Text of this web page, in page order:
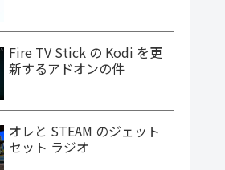
Fire TV Stick の Kodi を更
新するアドオンの件
オレと STEAM のジェット
セット ラジオ